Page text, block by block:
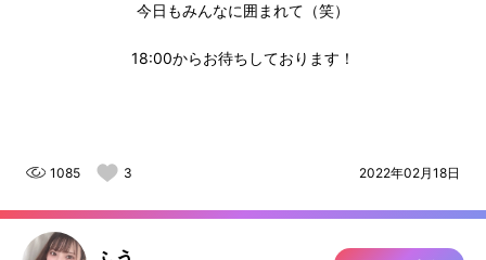
今日もみんなに囲まれて（笑）
18:00からお待ちしております！
1085 3 2022年02月18日